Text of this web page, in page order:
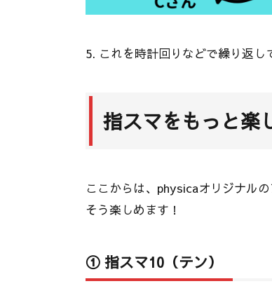
5. これを時計回りなどで繰り返
指スマをもっと楽
ここからは、physicaオリジナル
そう楽しめます！
① 指スマ10（テン）